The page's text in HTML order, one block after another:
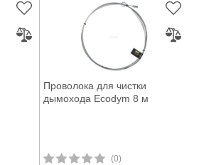
Проволока для чистки
дымохода Ecodym 8 м
(0)